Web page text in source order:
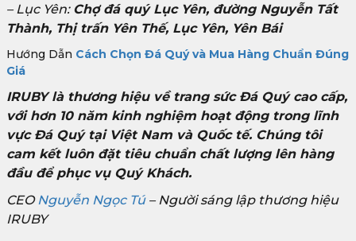
– Lục Yên: Chợ đá quý Lục Yên, đường Nguyễn Tất
Thành, Thị trấn Yên Thế, Lục Yên, Yên Bái
Hướng Dẫn Cách Chọn Đá Quý và Mua Hàng Chuẩn Đúng
Giá
IRUBY là thương hiệu về trang sức Đá Quý cao cấp,
với hơn 10 năm kinh nghiệm hoạt động trong lĩnh
vực Đá Quý tại Việt Nam và Quốc tế. Chúng tôi
cam kết luôn đặt tiêu chuẩn chất lượng lên hàng
đầu để phục vụ Quý Khách.
CEONguyễn Ngọc Tú– Người sáng lập thương hiệu
IRUBY